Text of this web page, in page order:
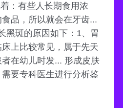
：有些人长期食用浓
品，所以就会在牙齿...
黑斑的原因如下：1、胃
上比较常见，属于先天
在幼儿时发... 形成皮肤
要专科医生进行分析鉴